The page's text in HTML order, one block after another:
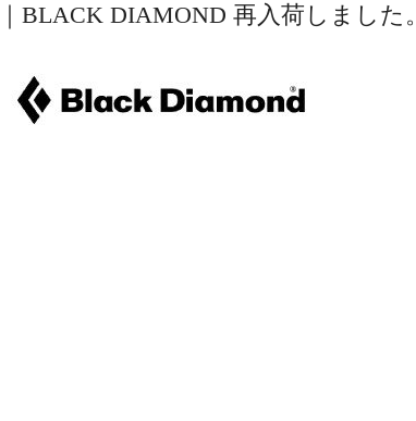
BLACK DIAMOND 再入荷しました。